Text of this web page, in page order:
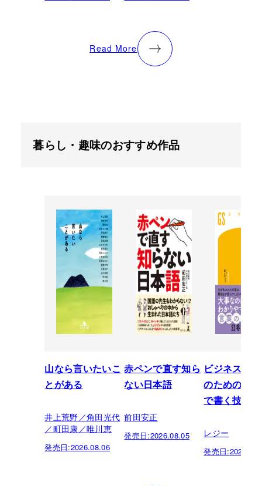
Read More
暮らし・趣味のおすすめ作品
山なら言いたいこ
とがある
井上荒野／角田光代
／町田康／唯川恵
発売日:2026.08.06
赤ペンで直す知ら
ない日本語
前田安正
発売日:2026.08.05
ビジネスパ
のための「
で書く技術
レジー
発売日: